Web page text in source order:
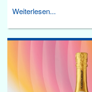
Weiterlesen...